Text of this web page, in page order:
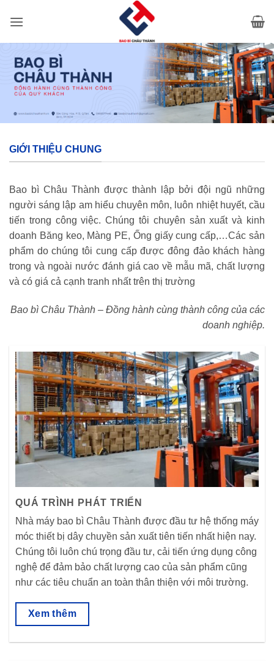
qua
GIỚI THIỆU CHUNG
Bao bì Châu Thành được thành lập bởi đội ngũ những
người sáng lập am hiểu chuyên môn, luôn nhiệt huyết, cầu
tiến trong công việc. Chúng tôi chuyên sản xuất và kinh
doanh Băng keo, Màng PE, Ống giấy cung cấp,…Các sản
phẩm do chúng tôi cung cấp được đông đảo khách hàng
trong và ngoài nước đánh giá cao về mẫu mã, chất lượng
và có giá cả cạnh tranh nhất trên thị trường
Bao bì Châu Thành – Đồng hành cùng thành công của các
doanh nghiệp.
QUÁ TRÌNH PHÁT TRIỂN
Nhà máy bao bì Châu Thành được đầu tư hệ thống máy
móc thiết bị dây chuyền sản xuất tiên tiến nhất hiện nay.
Chúng tôi luôn chú trọng đầu tư, cải tiến ứng dụng công
nghệ để đảm bảo chất lượng cao của sản phẩm cũng
như các tiêu chuẩn an toàn thân thiện với môi trường.
Xem thêm